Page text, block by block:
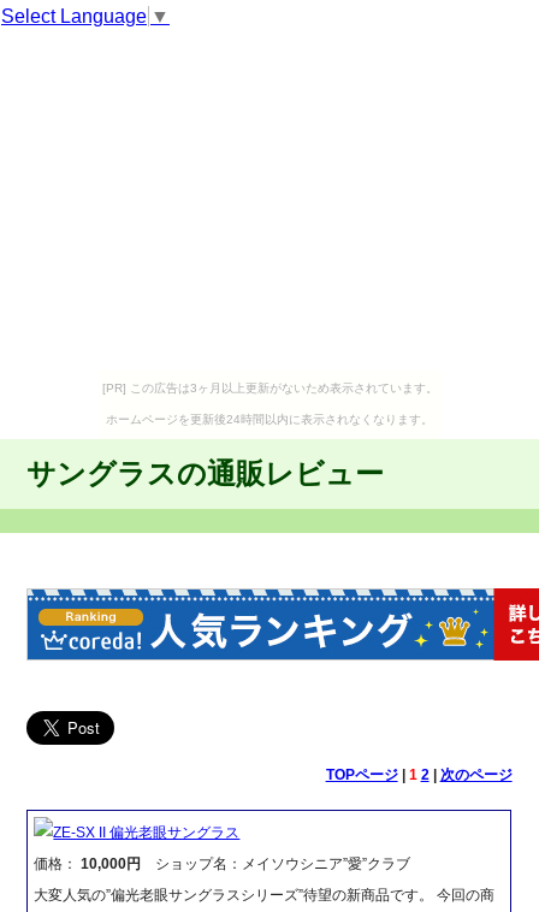
Select Language ▼
[PR] この広告は3ヶ月以上更新がないため表示されています。
ホームページを更新後24時間以内に表示されなくなります。
サングラスの通販レビュー
TOPページ| 1 2| 次のページ
ZE-SX II 偏光老眼サングラス
価格：10,000円
ショップ名：メイソウシニア”愛”クラブ
大変人気の”偏光老眼サングラスシリーズ”待望の新商品です。 今回の商